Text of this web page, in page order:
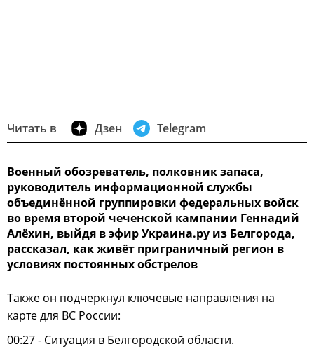
Читать в Дзен Telegram
Военный обозреватель, полковник запаса,
руководитель информационной службы
объединённой группировки федеральных войск
во время второй чеченской кампании Геннадий
Алёхин, выйдя в эфир Украина.ру из Белгорода,
рассказал, как живёт приграничный регион в
условиях постоянных обстрелов
Также он подчеркнул ключевые направления на
карте для ВС России:
00:27 - Ситуация в Белгородской области.